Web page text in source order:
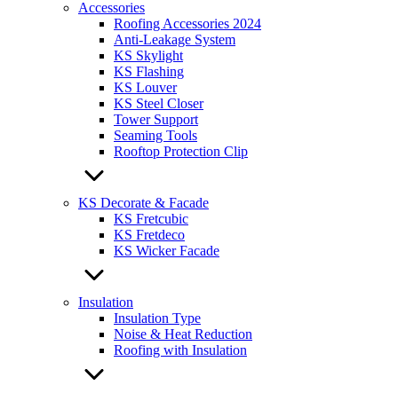
Accessories
Roofing Accessories 2024
Anti-Leakage System
KS Skylight
KS Flashing
KS Louver
KS Steel Closer
Tower Support
Seaming Tools
Rooftop Protection Clip
KS Decorate & Facade
KS Fretcubic
KS Fretdeco
KS Wicker Facade
Insulation
Insulation Type
Noise & Heat Reduction
Roofing with Insulation